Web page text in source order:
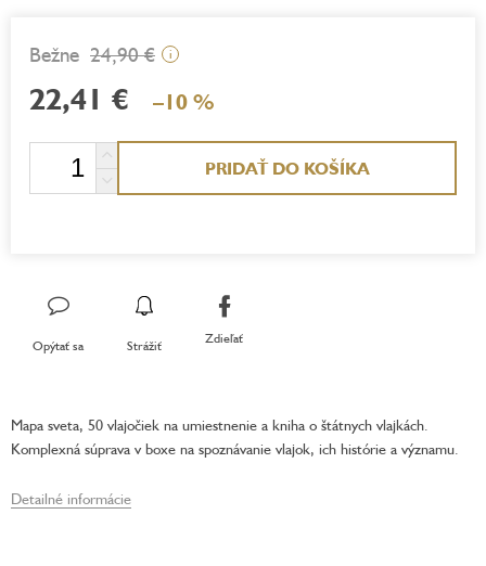
24,90 € i
22,41 € –10 %
PRIDAŤ DO KOŠÍKA
Opýtať sa Strážiť Zdieľať
Mapa sveta, 50 vlajočiek na umiestnenie a kniha o štátnych vlajkách.
Komplexná súprava v boxe na spoznávanie vlajok, ich histórie a významu.
Detailné informácie